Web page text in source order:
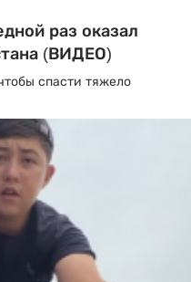
раз оказал
(ВИДЕО)
спасти тяжело